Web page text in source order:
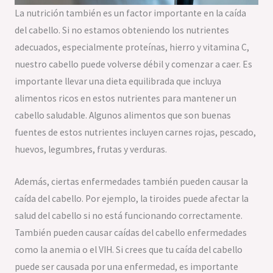
La nutrición también es un factor importante en la caída
del cabello. Si no estamos obteniendo los nutrientes
adecuados, especialmente proteínas, hierro y vitamina C,
nuestro cabello puede volverse débil y comenzar a caer. Es
importante llevar una dieta equilibrada que incluya
alimentos ricos en estos nutrientes para mantener un
cabello saludable. Algunos alimentos que son buenas
fuentes de estos nutrientes incluyen carnes rojas, pescado,
huevos, legumbres, frutas y verduras.
Además, ciertas enfermedades también pueden causar la
caída del cabello. Por ejemplo, la tiroides puede afectar la
salud del cabello si no está funcionando correctamente.
También pueden causar caídas del cabello enfermedades
como la anemia o el VIH. Si crees que tu caída del cabello
puede ser causada por una enfermedad, es importante